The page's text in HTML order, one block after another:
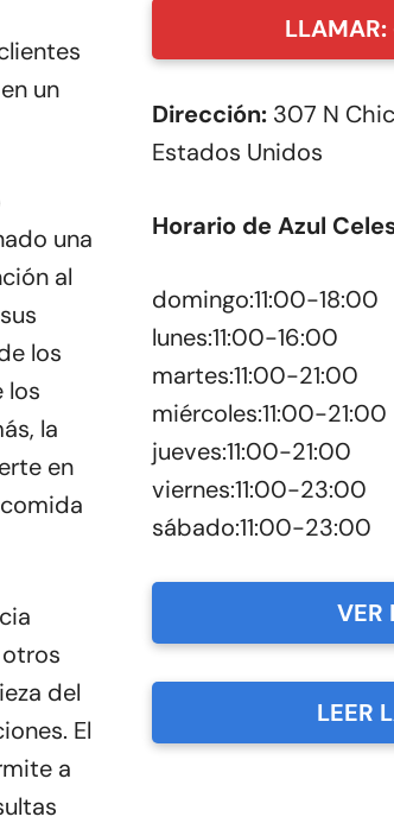
un
una
al
los
los
la
en
del
El
a
Dirección: 307 N
Estados Unidos
Horario de Azul
domingo:11:00-18:00
lunes:11:00-16:00
martes:11:00-21:00
miércoles:11:00-21:00
jueves:11:00-21:00
viernes:11:00-23:00
sábado:11:00-23:00
VER
LEER